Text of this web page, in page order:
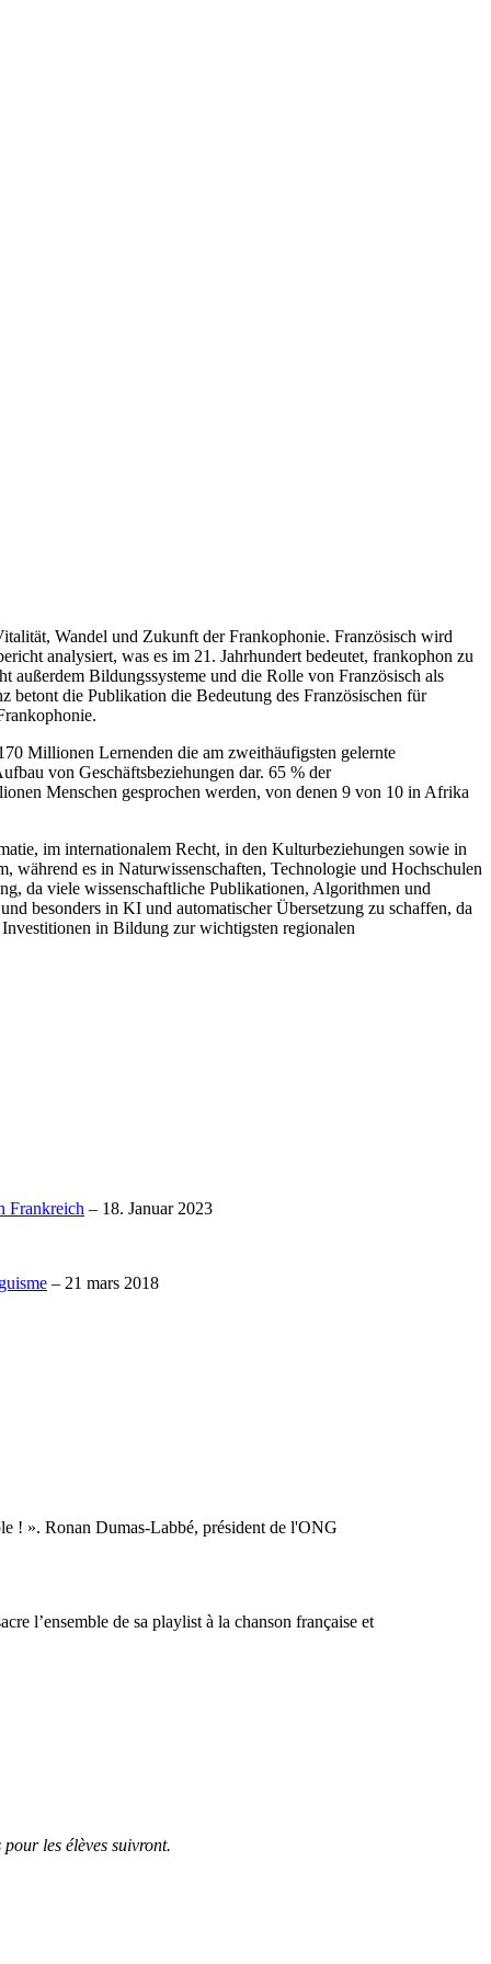
Wandel und Zukunft der Frankophonie. Französisch wird
analysiert, was es im 21. Jahrhundert bedeutet, frankophon zu
außerdem Bildungssysteme und die Rolle von Französisch als
die Publikation die Bedeutung des Französischen für
Millionen Lernenden die am zweithäufigsten gelernte
von Geschäftsbeziehungen dar. 65 % der
Menschen gesprochen werden, von denen 9 von 10 in Afrika
im internationalem Recht, in den Kulturbeziehungen sowie in
während es in Naturwissenschaften, Technologie und Hochschulen
da viele wissenschaftliche Publikationen, Algorithmen und
besonders in KI und automatischer Übersetzung zu schaffen, da
in Bildung zur wichtigsten regionalen
Frankreich – 18. Januar 2023
– 21 mars 2018
! ». Ronan Dumas-Labbé, président de l'ONG
l’ensemble de sa playlist à la chanson française et
les élèves suivront.